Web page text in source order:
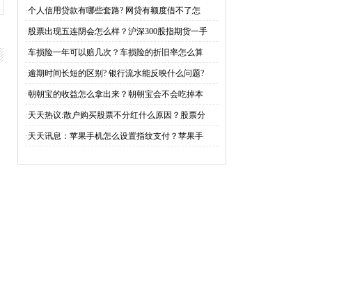
保证金多少钱？_环球最资
讯
·个人信用贷款有哪些套路? 网贷有额度借不了怎
·股票出现五连阴会怎么样？沪深300股指期货一手
·车损险一年可以赔几次？车损险的折旧率怎么算
·逾期时间长短的区别? 银行流水能反映什么问题?
·朝朝宝的收益怎么拿出来？朝朝宝会不会吃掉本
·天天热议:散户购买股票不分红什么原因？股票分
·天天讯息：苹果手机怎么设置指纹支付？苹果手